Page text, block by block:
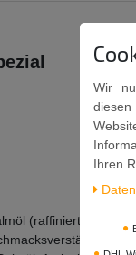
(raffiniertes
Wir
diesen
Ihren